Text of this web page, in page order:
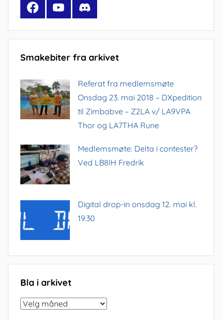
FacebookYouTubeDiscord
Smakebiter fra arkivet
Referat fra medlemsmøte
Onsdag 23. mai 2018 – DXpedition
til Zimbabve – Z2LA v/ LA9VPA
Thor og LA7THA Rune
Medlemsmøte: Delta i contester?
Ved LB8IH Fredrik
Digital drop-in onsdag 12. mai kl.
19.30
Bla i arkivet
Bla